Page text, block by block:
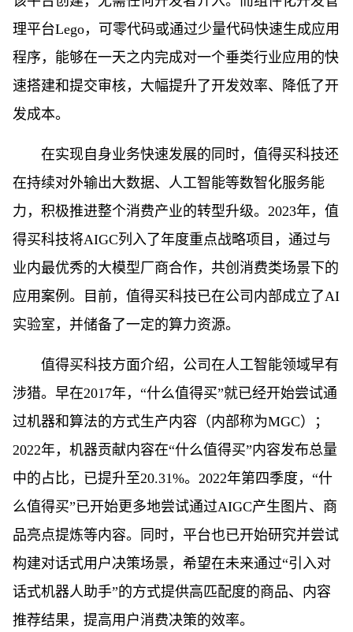
理平台Lego，可零代码或通过少量代码快速生成应用
程序，能够在一天之内完成对一个垂类行业应用的快
速搭建和提交审核，大幅提升了开发效率、降低了开
发成本。
在实现自身业务快速发展的同时，值得买科技还
在持续对外输出大数据、人工智能等数智化服务能
力，积极推进整个消费产业的转型升级。2023年，值
得买科技将AIGC列入了年度重点战略项目，通过与
业内最优秀的大模型厂商合作，共创消费类场景下的
应用案例。目前，值得买科技已在公司内部成立了AI
实验室，并储备了一定的算力资源。
值得买科技方面介绍，公司在人工智能领域早有
涉猎。早在2017年，“什么值得买”就已经开始尝试通
过机器和算法的方式生产内容（内部称为MGC）；
2022年，机器贡献内容在“什么值得买”内容发布总量
中的占比，已提升至20.31%。2022年第四季度，“什
么值得买”已开始更多地尝试通过AIGC产生图片、商
品亮点提炼等内容。同时，平台也已开始研究并尝试
构建对话式用户决策场景，希望在未来通过“引入对
话式机器人助手”的方式提供高匹配度的商品、内容
推荐结果，提高用户消费决策的效率。